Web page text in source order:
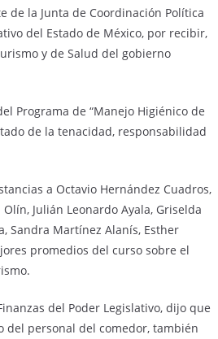
de la Junta de Coordinación Política
del Estado de México, por recibir,
y de Salud del gobierno
Programa de “Manejo Higiénico de
de la tenacidad, responsabilidad
a Octavio Hernández Cuadros,
Julián Leonardo Ayala, Griselda
Sandra Martínez Alanís, Esther
promedios del curso sobre el
del Poder Legislativo, dijo que
personal del comedor, también